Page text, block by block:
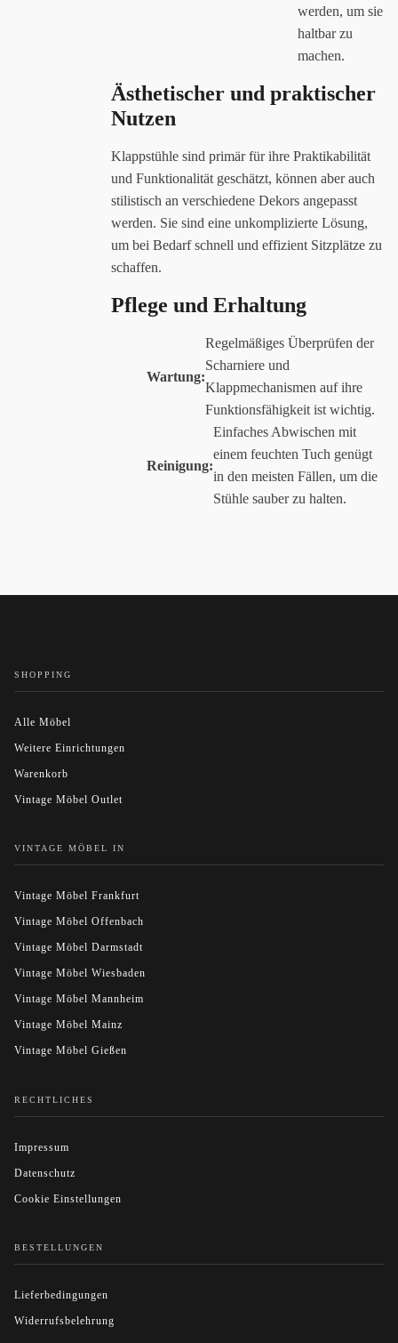
werden, um sie
haltbar zu
machen.
Ästhetischer und praktischer
Nutzen
Klappstühle sind primär für ihre Praktikabilität
und Funktionalität geschätzt, können aber auch
stilistisch an verschiedene Dekors angepasst
werden. Sie sind eine unkomplizierte Lösung,
um bei Bedarf schnell und effizient Sitzplätze zu
schaffen.
Pflege und Erhaltung
Wartung:
Regelmäßiges Überprüfen der
Scharniere und
Klappmechanismen auf ihre
Funktionsfähigkeit ist wichtig.
Reinigung:
Einfaches Abwischen mit
einem feuchten Tuch genügt
in den meisten Fällen, um die
Stühle sauber zu halten.
SHOPPING
Alle Möbel
Weitere Einrichtungen
Warenkorb
Vintage Möbel Outlet
VINTAGE MÖBEL IN
Vintage Möbel Frankfurt
Vintage Möbel Offenbach
Vintage Möbel Darmstadt
Vintage Möbel Wiesbaden
Vintage Möbel Mannheim
Vintage Möbel Mainz
Vintage Möbel Gießen
RECHTLICHES
Impressum
Datenschutz
Cookie Einstellungen
BESTELLUNGEN
Lieferbedingungen
Widerrufsbelehrung